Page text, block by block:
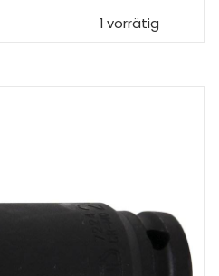
1 vorrätig